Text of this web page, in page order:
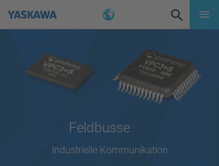
Feldbusse
Industrielle Kommunikation